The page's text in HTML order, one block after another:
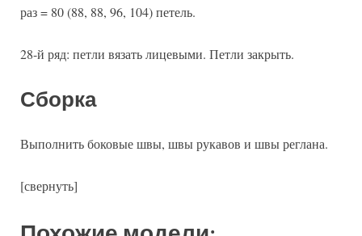
раз = 80 (88, 88, 96, 104) петель.
28-й ряд: петли вязать лицевыми. Петли закрыть.
Сборка
Выполнить боковые швы, швы рукавов и швы реглана.
[свернуть]